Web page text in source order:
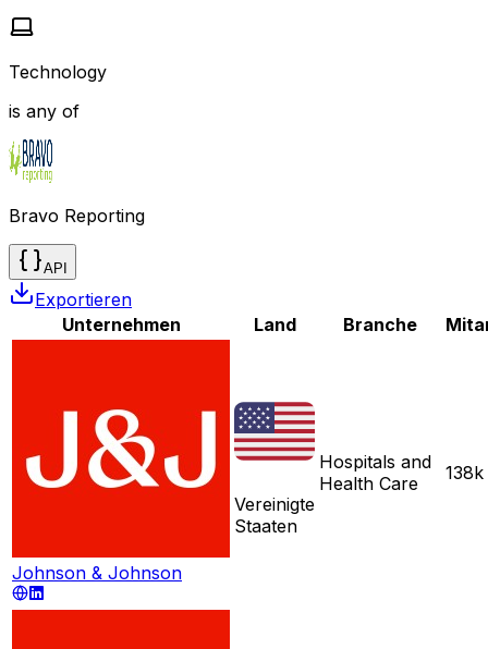
Technology
is any of
Bravo Reporting
API
Exportieren
Unternehmen
Land Branche
Johnson & Johnson
Vereinigte
Staaten
Hospitals and
Health Care
138k